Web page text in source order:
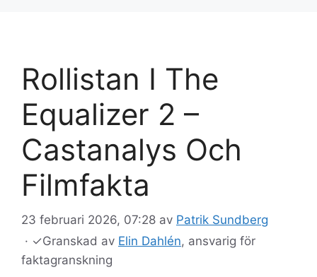
Rollistan I The
Equalizer 2 –
Castanalys Och
Filmfakta
23 februari 2026, 07:28 av Patrik Sundberg
· ✓Granskad av Elin Dahlén, ansvarig för
faktagranskning